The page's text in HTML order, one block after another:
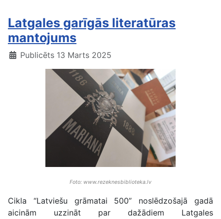
Latgales garīgās literatūras
mantojums
Publicēts 13 Marts 2025
Foto: www.rezeknesbiblioteka.lv
Cikla “Latviešu grāmatai 500” noslēdzošajā gadā
aicinām uzzināt par dažādiem Latgales